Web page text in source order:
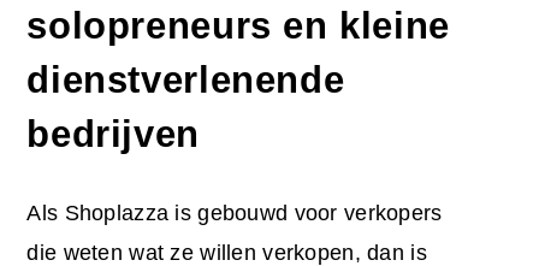
solopreneurs en kleine
dienstverlenende
bedrijven
Als Shoplazza is gebouwd voor verkopers
die weten wat ze willen verkopen, dan is